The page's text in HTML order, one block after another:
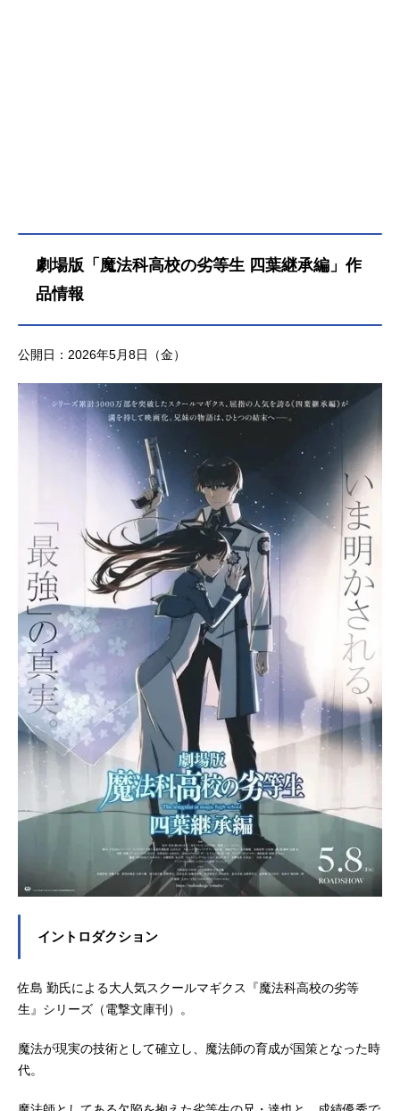
劇場版「魔法科高校の劣等生 四葉継承編」作
品情報
公開日：2026年5月8日（金）
イントロダクション
佐島 勤氏による大人気スクールマギクス『魔法科高校の劣等
生』シリーズ（電撃文庫刊）。
魔法が現実の技術として確立し、魔法師の育成が国策となった時
代。